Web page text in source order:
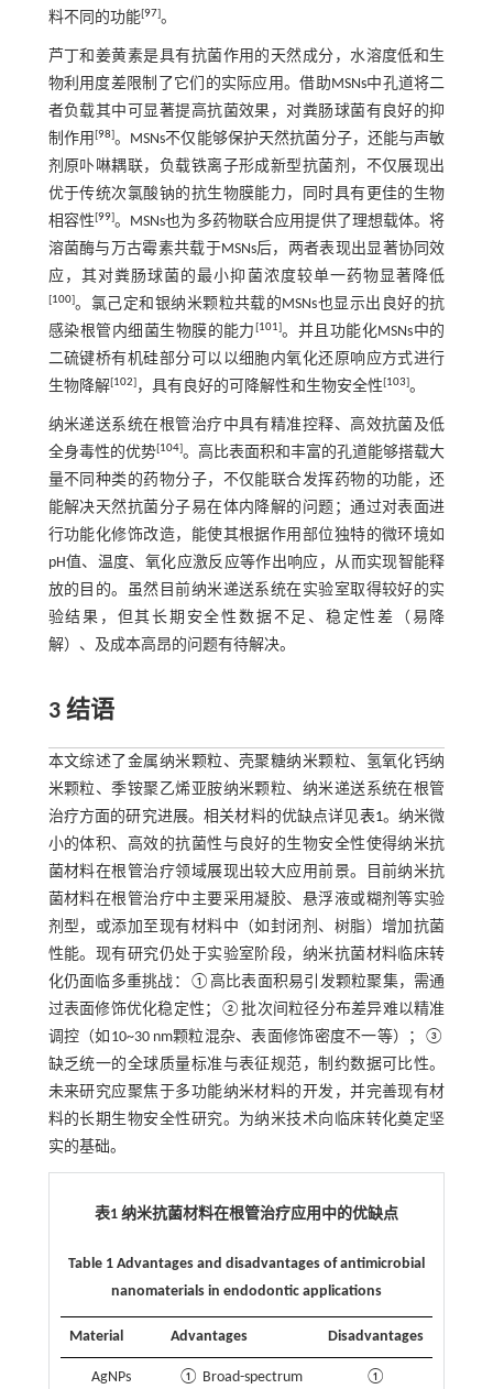
料不同的功能[97]。
芦丁和姜黄素是具有抗菌作用的天然成分，水溶度低和生
物利用度差限制了它们的实际应用。借助MSNs中孔道将二
者负载其中可显著提高抗菌效果，对粪肠球菌有良好的抑
制作用 [98]。MSNs不仅能够保护天然抗菌分子，还能与声敏
剂原卟啉耦联，负载铁离子形成新型抗菌剂，不仅展现出
优于传统次氯酸钠的抗生物膜能力，同时具有更佳的生物
相容性[99]。MSNs也为多药物联合应用提供了理想载体。将
溶菌酶与万古霉素共载于MSNs后，两者表现出显著协同效
应，其对粪肠球菌的最小抑菌浓度较单一药物显著降低
[100]。氯己定和银纳米颗粒共载的MSNs也显示出良好的抗
感染根管内细菌生物膜的能力 [101]。并且功能化MSNs中的
二硫键桥有机硅部分可以以细胞内氧化还原响应方式进行
生物降解[102]，具有良好的可降解性和生物安全性[103]。
纳米递送系统在根管治疗中具有精准控释、高效抗菌及低
全身毒性的优势[104]。高比表面积和丰富的孔道能够搭载大
量不同种类的药物分子，不仅能联合发挥药物的功能，还
能解决天然抗菌分子易在体内降解的问题；通过对表面进
行功能化修饰改造，能使其根据作用部位独特的微环境如
pH值、温度、氧化应激反应等作出响应，从而实现智能释
放的目的。虽然目前纳米递送系统在实验室取得较好的实
验结果，但其长期安全性数据不足、稳定性差（易降
解）、及成本高昂的问题有待解决。
3 结语
本文综述了金属纳米颗粒、壳聚糖纳米颗粒、氢氧化钙纳
米颗粒、季铵聚乙烯亚胺纳米颗粒、纳米递送系统在根管
治疗方面的研究进展。相关材料的优缺点详见表1。纳米微
小的体积、高效的抗菌性与良好的生物安全性使得纳米抗
菌材料在根管治疗领域展现出较大应用前景。目前纳米抗
菌材料在根管治疗中主要采用凝胶、悬浮液或糊剂等实验
剂型，或添加至现有材料中（如封闭剂、树脂）增加抗菌
性能。现有研究仍处于实验室阶段，纳米抗菌材料临床转
化仍面临多重挑战：①高比表面积易引发颗粒聚集，需通
过表面修饰优化稳定性；②批次间粒径分布差异难以精准
调控（如10~30 nm颗粒混杂、表面修饰密度不一等）；③
缺乏统一的全球质量标准与表征规范，制约数据可比性。
未来研究应聚焦于多功能纳米材料的开发，并完善现有材
料的长期生物安全性研究。为纳米技术向临床转化奠定坚
实的基础。
表1 纳米抗菌材料在根管治疗应用中的优缺点
Table 1 Advantages and disadvantages of antimicrobial
nanomaterials in endodontic applications
Material Advantages Disadvantages
AgNPs ① Broad-spectrum ①